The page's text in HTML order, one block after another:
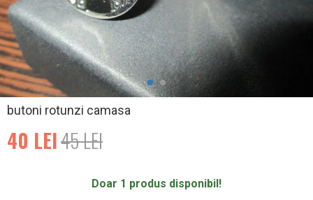
butoni rotunzi camasa
40 LEI45LEI
Doar 1 produs disponibil!